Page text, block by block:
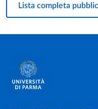
Lista completa